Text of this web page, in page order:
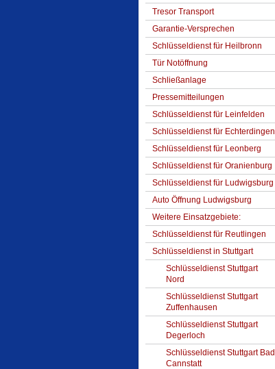
Tresor Transport
Garantie-Versprechen
Schlüsseldienst für Heilbronn
Tür Notöffnung
Schließanlage
Pressemitteilungen
Schlüsseldienst für Leinfelden
Schlüsseldienst für Echterdingen
Schlüsseldienst für Leonberg
Schlüsseldienst für Oranienburg
Schlüsseldienst für Ludwigsburg
Auto Öffnung Ludwigsburg
Weitere Einsatzgebiete:
Schlüsseldienst für Reutlingen
Schlüsseldienst in Stuttgart
Schlüsseldienst Stuttgart
Nord
Schlüsseldienst Stuttgart
Zuffenhausen
Schlüsseldienst Stuttgart
Degerloch
Schlüsseldienst Stuttgart Bad
Cannstatt